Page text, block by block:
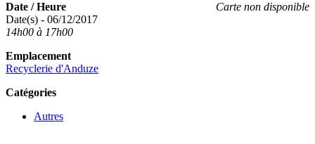
Carte non disponible
Date / Heure
Date(s) - 06/12/2017
14h00 à 17h00
Emplacement
Recyclerie d'Anduze
Catégories
Autres